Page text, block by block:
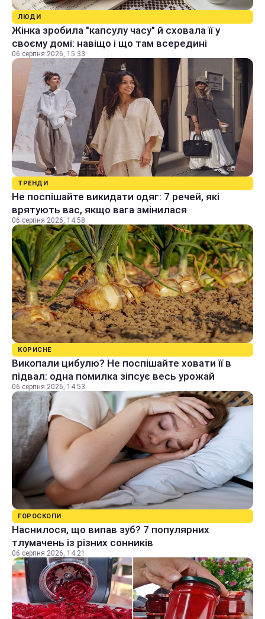
ЛЮДИ
Жінка зробила "капсулу часу" й сховала її у
своєму домі: навіщо і що там всередині
06 серпня 2026, 15:33
ТРЕНДИ
Не поспішайте викидати одяг: 7 речей, які
врятують вас, якщо вага змінилася
06 серпня 2026, 14:58
КОРИСНЕ
Викопали цибулю? Не поспішайте ховати її в
підвал: одна помилка зіпсує весь урожай
06 серпня 2026, 14:53
ГОРОСКОПИ
Наснилося, що випав зуб? 7 популярних
тлумачень із різних сонників
06 серпня 2026, 14:21